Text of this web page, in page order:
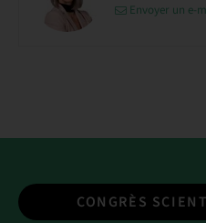
Envoyer un e-
CONGRÈS